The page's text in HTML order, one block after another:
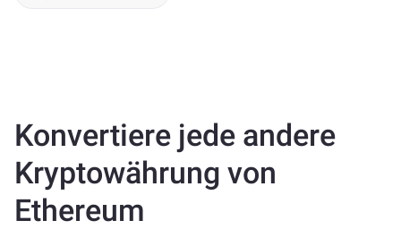
Konvertiere jede andere
Kryptowährung von
Ethereum